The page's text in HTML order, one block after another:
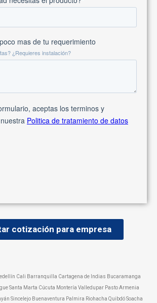
cotización para empresa
Cali Barranquilla Cartagena de Indias Bucaramanga
Santa Marta Cúcuta Montería Valledupar Pasto Armenia
Sincelejo Buenaventura Palmira Riohacha Quibdó Soacha